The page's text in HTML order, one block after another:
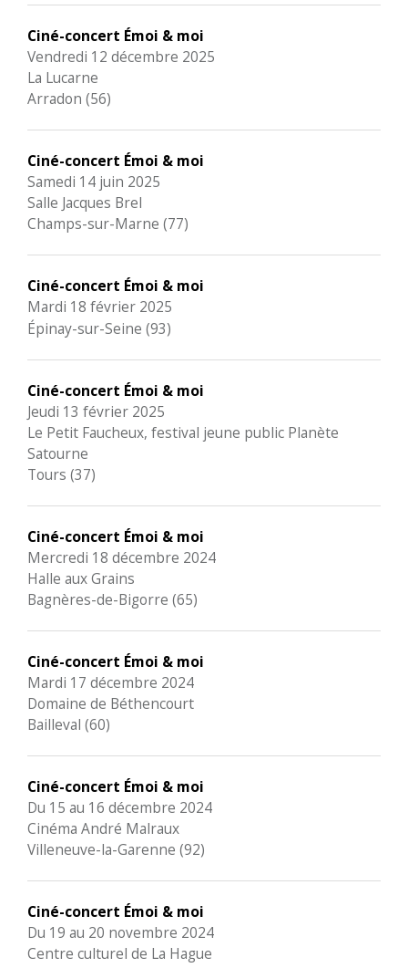
Ciné-concert Émoi & moi
Vendredi 12 décembre 2025
La Lucarne
Arradon (56)
Ciné-concert Émoi & moi
Samedi 14 juin 2025
Salle Jacques Brel
Champs-sur-Marne (77)
Ciné-concert Émoi & moi
Mardi 18 février 2025
Épinay-sur-Seine (93)
Ciné-concert Émoi & moi
Jeudi 13 février 2025
Le Petit Faucheux, festival jeune public Planète
Satourne
Tours (37)
Ciné-concert Émoi & moi
Mercredi 18 décembre 2024
Halle aux Grains
Bagnères-de-Bigorre (65)
Ciné-concert Émoi & moi
Mardi 17 décembre 2024
Domaine de Béthencourt
Bailleval (60)
Ciné-concert Émoi & moi
Du 15 au 16 décembre 2024
Cinéma André Malraux
Villeneuve-la-Garenne (92)
Ciné-concert Émoi & moi
Du 19 au 20 novembre 2024
Centre culturel de La Hague